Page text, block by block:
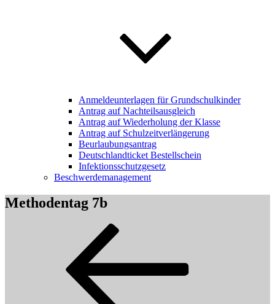
Anmeldeunterlagen für Grundschulkinder
Antrag auf Nachteilsausgleich
Antrag auf Wiederholung der Klasse
Antrag auf Schulzeitverlängerung
Beurlaubungsantrag
Deutschlandticket Bestellschein
Infektionsschutzgesetz
Beschwerdemanagement
Methodentag 7b
Beitragsnavigation